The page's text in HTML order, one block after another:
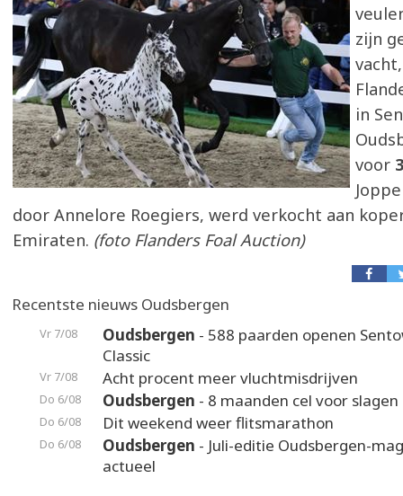
zijn
in
voor
door Annelore Roegiers, werd verkocht aan
Emiraten. (foto Flanders Foal Auction)
Recentste nieuws Oudsbergen
Vr 7/08 Oudsbergen - 588 paarden openen
Classic
Vr 7/08 Acht procent meer vluchtmisdrijven
Do 6/08 Oudsbergen - 8 maanden cel voor
Do 6/08 Dit weekend weer flitsmarathon
Do 6/08 Oudsbergen - Juli-editie Oudsbergen-
actueel